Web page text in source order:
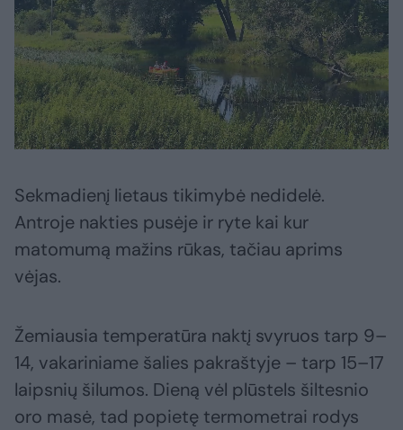
Sekmadienį lietaus tikimybė nedidelė.
Antroje nakties pusėje ir ryte kai kur
matomumą mažins rūkas, tačiau aprims
vėjas.
Žemiausia temperatūra naktį svyruos tarp 9–
14, vakariniame šalies pakraštyje – tarp 15–17
laipsnių šilumos. Dieną vėl plūstels šiltesnio
oro masė, tad popietę termometrai rodys